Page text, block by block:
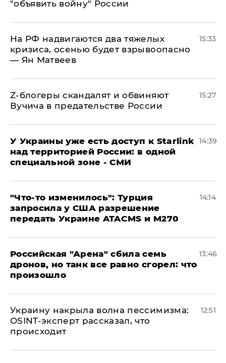
"объявить войну" России
На РФ надвигаются два тяжелых
кризиса, осенью будет взрывоопасно
— Ян Матвеев
15:33
Z-блогеры скандалят и обвиняют
Вучича в предательстве России
15:27
У Украины уже есть доступ к Starlink
над территорией России: в одной
специальной зоне - СМИ
14:39
​"Что-то изменилось": Турция
запросила у США разрешение
передать Украине ATACMS и M270
14:14
​Российская "Арена" сбила семь
дронов, но танк все равно сгорел: что
произошло
13:46
​Украину накрыла волна пессимизма:
OSINT-эксперт рассказал, что
происходит
12:51